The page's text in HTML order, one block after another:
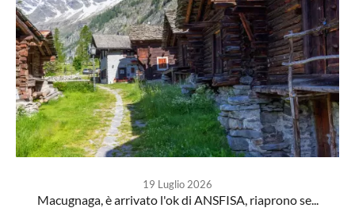
19 Luglio 2026
Macugnaga, è arrivato l'ok di ANSFISA, riaprono se...